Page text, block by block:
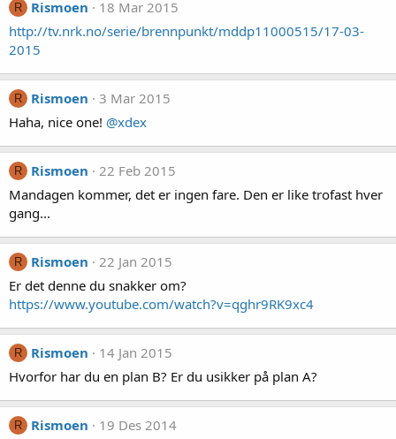
R Rismoen
18 Mar 2015
http://tv.nrk.no/serie/brennpunkt/mddp11000515/17-03-
2015
R Rismoen
3 Mar 2015
Haha, nice one! @xdex
R Rismoen
22 Feb 2015
Mandagen kommer, det er ingen fare. Den er like trofast hver
gang...
R Rismoen
22 Jan 2015
Er det denne du snakker om?
https://www.youtube.com/watch?v=qghr9RK9xc4
R Rismoen
14 Jan 2015
Hvorfor har du en plan B? Er du usikker på plan A?
R Rismoen
19 Des 2014